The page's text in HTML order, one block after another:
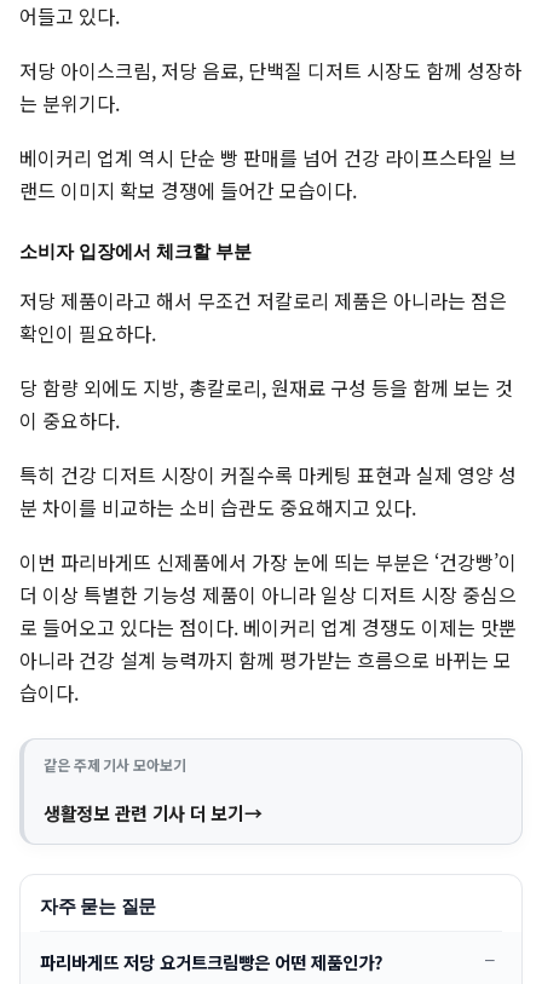
어들고 있다.
저당 아이스크림, 저당 음료, 단백질 디저트 시장도 함께 성장하
는 분위기다.
베이커리 업계 역시 단순 빵 판매를 넘어 건강 라이프스타일 브
랜드 이미지 확보 경쟁에 들어간 모습이다.
소비자 입장에서 체크할 부분
저당 제품이라고 해서 무조건 저칼로리 제품은 아니라는 점은
확인이 필요하다.
당 함량 외에도 지방, 총칼로리, 원재료 구성 등을 함께 보는 것
이 중요하다.
특히 건강 디저트 시장이 커질수록 마케팅 표현과 실제 영양 성
분 차이를 비교하는 소비 습관도 중요해지고 있다.
이번 파리바게뜨 신제품에서 가장 눈에 띄는 부분은 ‘건강빵’이
더 이상 특별한 기능성 제품이 아니라 일상 디저트 시장 중심으
로 들어오고 있다는 점이다. 베이커리 업계 경쟁도 이제는 맛뿐
아니라 건강 설계 능력까지 함께 평가받는 흐름으로 바뀌는 모
습이다.
같은 주제 기사 모아보기
생활정보 관련 기사 더 보기
자주 묻는 질문
파리바게뜨 저당 요거트크림빵은 어떤 제품인가?